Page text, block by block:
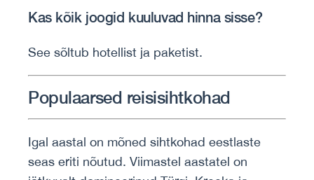
Kas kõik joogid kuuluvad hinna sisse?
See sõltub hotellist ja paketist.
Populaarsed reisisihtkohad
Igal aastal on mõned sihtkohad eestlaste
seas eriti nõutud. Viimastel aastatel on